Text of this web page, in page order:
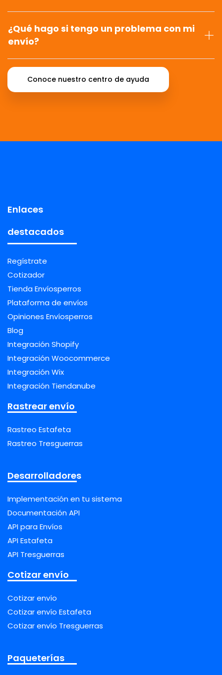
¿Qué hago si tengo un problema con mi
envío?
Conoce nuestro centro de ayuda
Enlaces
destacados
Regístrate
Cotizador
Tienda Envíosperros
Plataforma de envíos
Opiniones Envíosperros
Blog
Integración Shopify
Integración Woocommerce
Integración Wix
Integración Tiendanube
Rastrear envío
Rastreo Estafeta
Rastreo Tresguerras
Desarrolladores
Implementación en tu sistema
Documentación API
API para Envíos
API Estafeta
API Tresguerras
Cotizar envío
Cotizar envío
Cotizar envío Estafeta
Cotizar envío Tresguerras
Paqueterías